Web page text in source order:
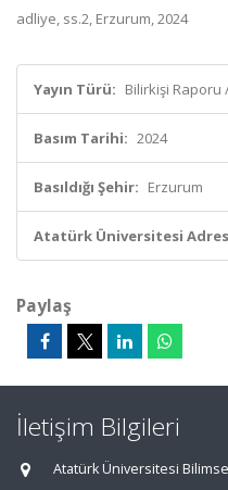
adliye, ss.2, Erzurum, 2024
Yayın Türü: Bilirkişi Raporu
Basım Tarihi: 2024
Basıldığı Şehir: Erzurum
Atatürk Üniversitesi
Paylaş
İletişim Bilgileri
Atatürk Üniversitesi